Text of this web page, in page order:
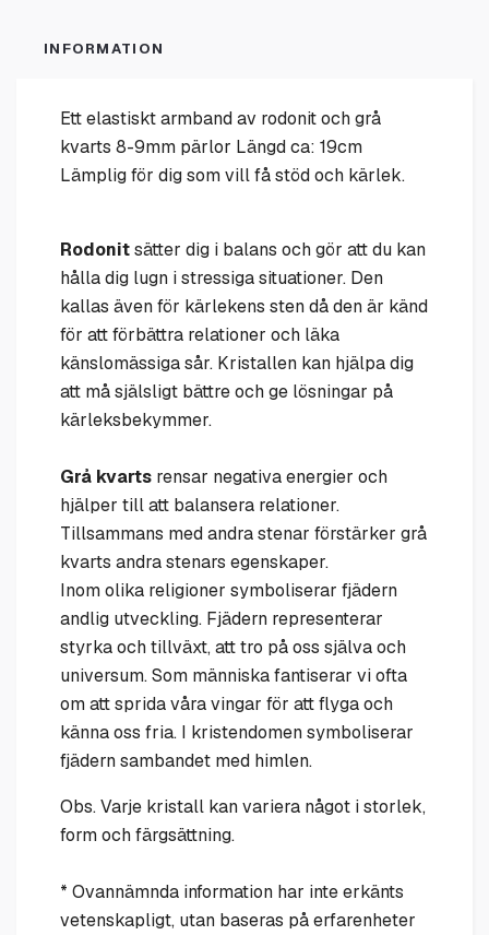
INFORMATION
Ett elastiskt armband av rodonit och grå
kvarts 8-9mm pärlor Längd ca: 19cm
Lämplig för dig som vill få stöd och kärlek.
Rodonitsätter dig i balans och gör att du kan
hålla dig lugn i stressiga situationer. Den
kallas även för kärlekens sten då den är känd
för att förbättra relationer och läka
känslomässiga sår. Kristallen kan hjälpa dig
att må själsligt bättre och ge lösningar på
kärleksbekymmer.
Grå kvarts rensar negativa energier och
hjälper till att balansera relationer.
Tillsammans med andra stenar förstärker grå
kvarts andra stenars egenskaper.
Inom olika religioner symboliserar fjädern
andlig utveckling. Fjädern representerar
styrka och tillväxt, att tro på oss själva och
universum. Som människa fantiserar vi ofta
om att sprida våra vingar för att flyga och
känna oss fria. I kristendomen symboliserar
fjädern sambandet med himlen.
Obs. Varje kristall kan variera något i storlek,
form och färgsättning.
* Ovannämnda information har inte erkänts
vetenskapligt, utan baseras på erfarenheter